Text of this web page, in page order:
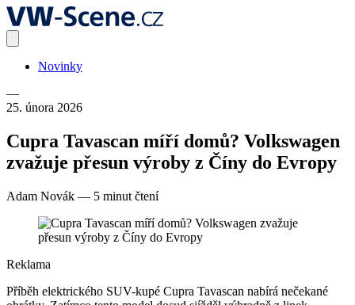
Novinky
—
25. února 2026
Cupra Tavascan míří domů? Volkswagen
zvažuje přesun výroby z Číny do Evropy
Adam Novák — 5 minut čtení
Reklama
Příběh elektrického SUV-kupé Cupra Tavascan nabírá nečekané